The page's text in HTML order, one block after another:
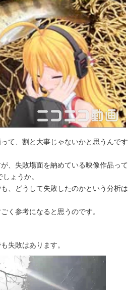
て、割と大事じゃないかと思うんです
、失敗場面を納めている映像作品って
ょうか。
、どうして失敗したのかという分析は
く参考になると思うのです。
失敗はあります。